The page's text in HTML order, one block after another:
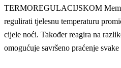
TERMOREGULACIJSKOM
regulirati tjelesnu temperaturu
cijele noći. Također reagira na
omogućuje savršeno praćenje